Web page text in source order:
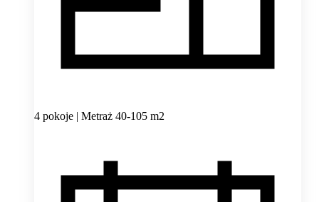
4 pokoje | Metraż 40-105 m2